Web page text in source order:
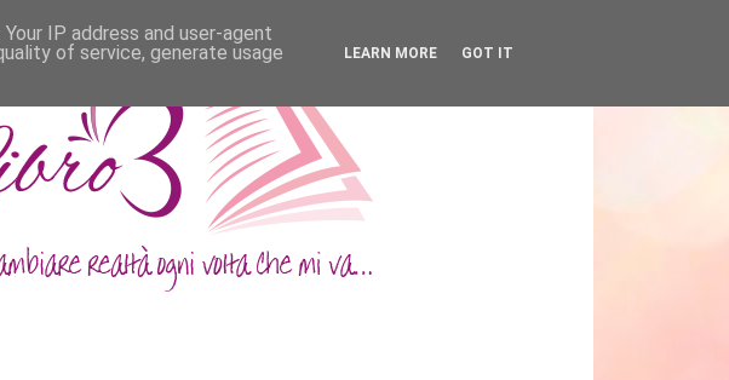
IP address and user-agent
of service, generate usage
LEARN MORE GOT IT